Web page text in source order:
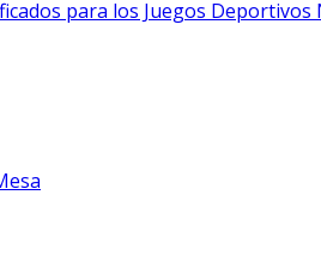
para los Juegos Deportivos